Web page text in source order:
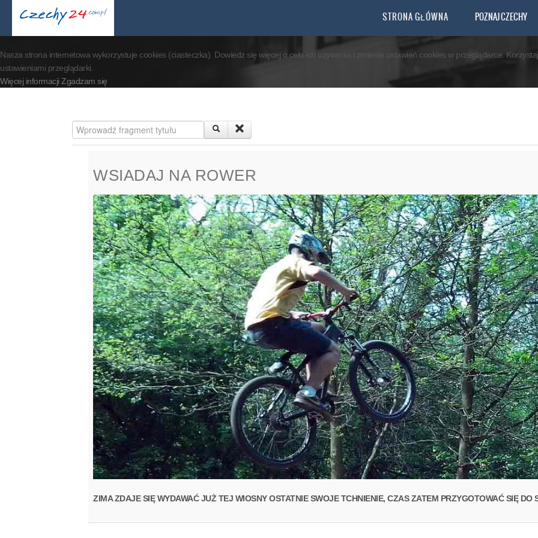
Nasza strona internetowa wykorzystuje cookies (ciasteczka). Dowiedz się więcej o celu ich używania i zmianie ustawień cookies w przeglądarce.
ustawieniami przeglądarki.
Więcej informacji Zgadzam się
STRONA GŁÓWNA POZNAJ CZECHY
Wprowadź fragment tytułu
WSIADAJ NA ROWER
ZIMA ZDAJE SIĘ WYDAWAĆ JUŻ TEJ WIOSNY OSTATNIE SWOJE TCHNIENIE, CZAS ZATEM PRZYGOTOWAĆ SIĘ DO
By visiting our website you agree that we are using cookies to ensure you to get the best experience.